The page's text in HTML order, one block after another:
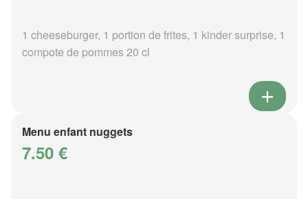
1 cheeseburger, 1 portion de frites, 1 kinder surprise, 1
compote de pommes 20 cl
Menu enfant nuggets
7.50 €